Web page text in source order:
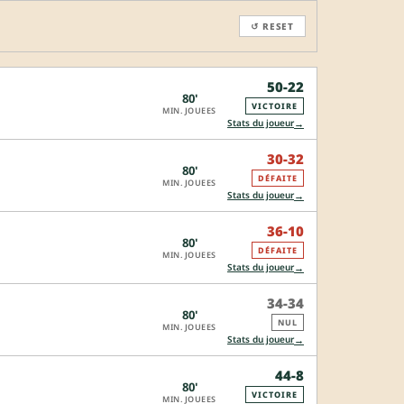
↺ RESET
80'
MIN. JOUEES
50-22
VICTOIRE
Stats du joueur→
80'
MIN. JOUEES
30-32
DÉFAITE
Stats du joueur→
80'
MIN. JOUEES
36-10
DÉFAITE
Stats du joueur→
80'
MIN. JOUEES
34-34
NUL
Stats du joueur→
80'
MIN. JOUEES
44-8
VICTOIRE